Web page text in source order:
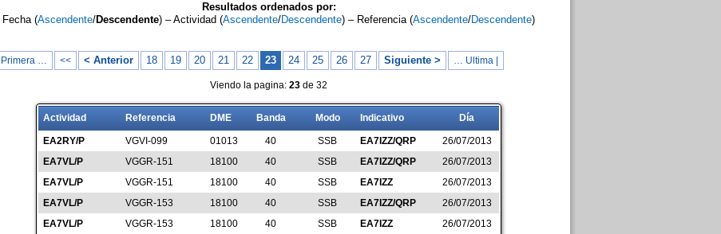
Resultados ordenados por:
Fecha (Ascendente/Descendente) – Actividad (Ascendente/Descendente) – Referencia (Ascendente/Descendente)
| Primera … << < Anterior 18 19 20 21 22 23 24 25 26 27 Siguiente > … Ultima |
Viendo la pagina: 23 de 32
Actividad Referencia DME Banda Modo Indicativo Día
EA2RY/P VGVI-099 01013 40 SSB EA7IZZ/QRP
26/07/2013
EA7VL/P
VGGR-151 18100 40 SSB EA7IZZ/QRP
26/07/2013
EA7VL/P
VGGR-151 18100 40 SSB EA7IZZ
26/07/2013
EA7VL/P
VGGR-153 18100 40 SSB EA7IZZ/QRP
26/07/2013
EA7VL/P
VGGR-153 18100 40 SSB EA7IZZ
26/07/2013